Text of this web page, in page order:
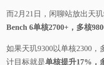
而2月21日，闲聊站放出天
Bench 6单核2700+，多核
如果天玑9300以单核2300，
计目标就是单核提升17%，